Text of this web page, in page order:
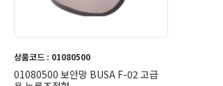
상품코드 : 01080500
01080500 보안망 BUSA F-02 고급